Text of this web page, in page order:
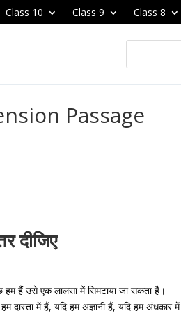
Class 10 Class 9 Class 8
Passage
दीजिए
हम हैं उसे एक लालसा में सिमटाया जा सकता है।
दास्ता में हैं, यदि हम अज्ञानी हैं, यदि हम अंधकार में